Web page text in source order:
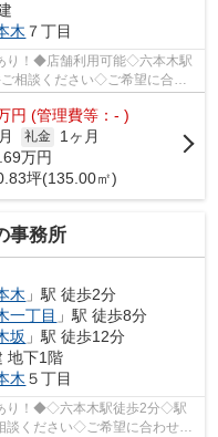
木 ７丁目
り！◆店舗利用可能◇六本木駅
相談ください◇ご希望に合わ
...
円 (管理費等：- )
礼金 1ヶ月
万円
坪(135.00㎡)
事務所
木 」駅 徒歩2分
一丁目 」駅 徒歩8分
坂 」駅 徒歩12分
地下1階
木 ５丁目
り！◆◇六本木駅徒歩2分◇駅
ください◇ご希望に合わせて